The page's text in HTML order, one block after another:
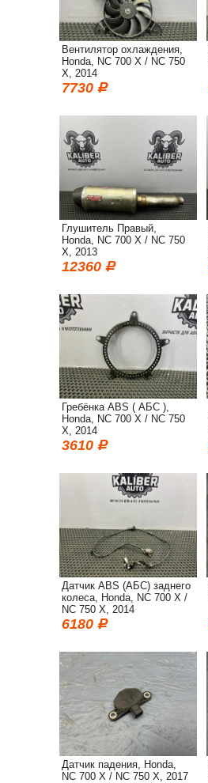
Вентилятор охлаждения,
Honda, NC 700 X / NC 750
X, 2014
7730
Глушитель Правый,
Honda, NC 700 X / NC 750
X, 2013
12360
Гребёнка ABS ( АБС ),
Honda, NC 700 X / NC 750
X, 2014
3610
Датчик ABS (АБС) заднего
колеса, Honda, NC 700 X /
NC 750 X, 2014
6180
Датчик падения, Honda,
NC 700 X / NC 750 X, 2017